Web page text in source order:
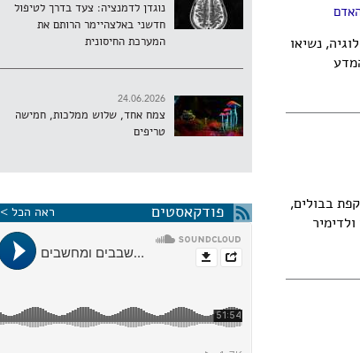
נשיאו
בבולים,
נוגדן לדמנציה: צעד בדרך לטיפול
חדשני באלצהיימר הרותם את
המערכת החיסונית
24.06.2026
צמח אחד, שלוש ממלכות, חמישה
טריפים
פודקאסטים ראה הכל >